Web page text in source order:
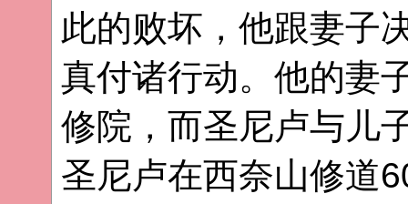
此的败坏，他跟妻子
真付诸行动。他的妻
修院，而圣尼卢与儿
圣尼卢在西奈山修道